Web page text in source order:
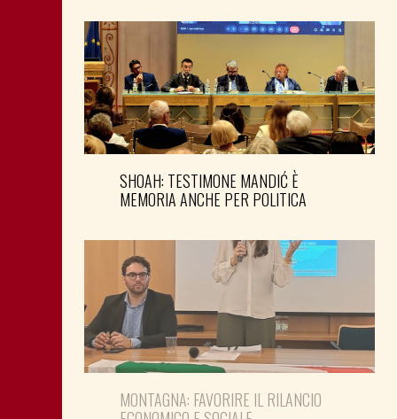
SHOAH: TESTIMONE MANDIĆ È
MEMORIA ANCHE PER POLITICA
MONTAGNA: FAVORIRE IL RILANCIO